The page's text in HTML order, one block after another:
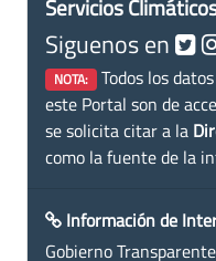
Servicios
Siguenos en
NOTA: Todos los
este Portal son de
se solicita citar a la
como la fuente de la
Información de
Gobierno Transparente